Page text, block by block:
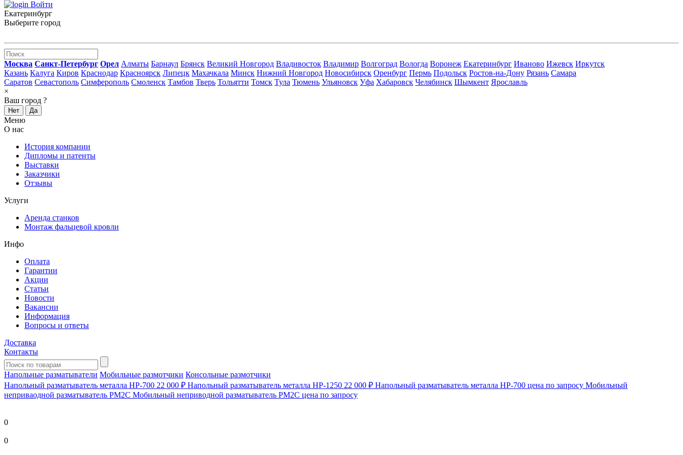
Войти
Екатеринбург
Выберите город
Москва Санкт-Петербург Орел Алматы Барнаул Брянск Великий Новгород Владивосток Владимир Волгоград Вологда Воронеж Екатеринбург Иваново Ижевск Иркутск
Казань Калуга Киров Краснодар Красноярск Липецк Махачкала Минск Нижний Новгород Новосибирск Оренбург Пермь Подольск Ростов-на-Дону Рязань Самара
Саратов Севастополь Симферополь Смоленск Тамбов Тверь Тольятти Томск Тула Тюмень Ульяновск Уфа Хабаровск Челябинск Шымкент Ярославль
×
Ваш город ?
Нет Да
Меню
О нас
История компании
Дипломы и патенты
Выставки
Заказчики
Отзывы
Услуги
Аренда станков
Монтаж фальцевой кровли
Инфо
Оплата
Гарантии
Акции
Статьи
Новости
Вакансии
Информация
Вопросы и ответы
Доставка
Контакты
Напольные разматыватели Мобильные размотчики Консольные размотчики
Напольный разматыватель металла HP-700 22 000 ₽ Напольный разматыватель металла HP-1250 22 000 ₽ Напольный разматыватель металла HP-700 цена по запросу Мобильный
непривaодной разматыватель РМ2С Мобильный неприводной разматыватель РМ2С цена по запросу
0
0